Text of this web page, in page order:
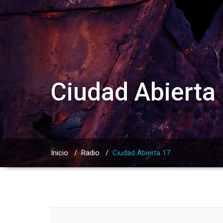
Ciudad Abierta
Inicio/Radio / Ciudad Abierta 17